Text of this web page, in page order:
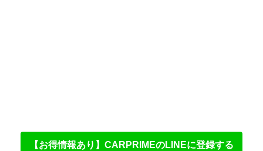
【お得情報あり】CARPRIMEのLINEに登録する